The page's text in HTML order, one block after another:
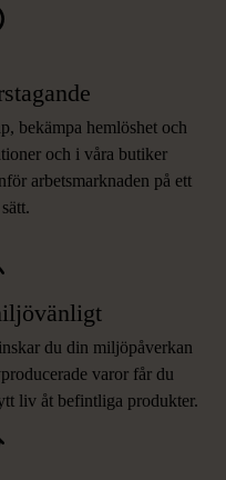
bekämpa hemlöshet och
och i våra butiker
arbetsmarknaden på ett
du din miljöpåverkan
varor får du
liv åt befintliga produkter.